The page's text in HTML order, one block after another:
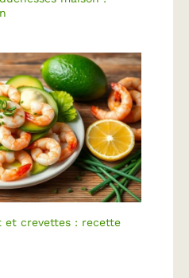
des pâtes, ces
très bien
pour les
les soupes, les
et plus encore.
ce soit pour un
quotidien ou des
spéciales, ils
vos
culinaires
votre bon goût.
Polyvalent】Ces bols à
et crevettes : recette